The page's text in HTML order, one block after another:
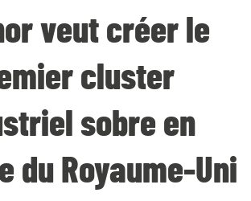
veut créer le
cluster
sobre en
du Royaume-Uni